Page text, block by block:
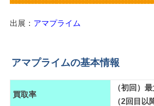
出展： アマプライム
アマプライムの基本情報
買取率
（初回）
（2回目以